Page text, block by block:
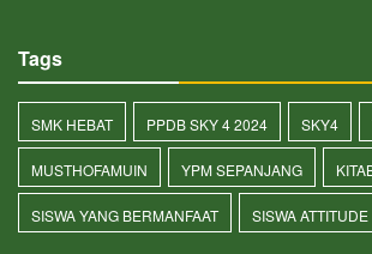
Tags
SMK HEBAT PPDB SKY 4 2024 SKY4
MUSTHOFAMUIN YPM SEPANJANG
SISWA YANG BERMANFAAT SISWA